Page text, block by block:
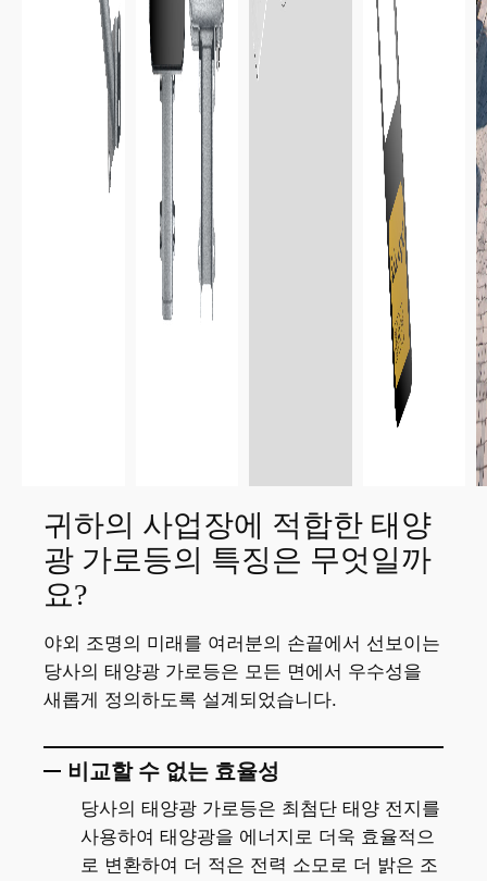
귀하의 사업장에 적합한 태양
광 가로등의 특징은 무엇일까
요?
야외 조명의 미래를 여러분의 손끝에서 선보이는
당사의 태양광 가로등은 모든 면에서 우수성을
새롭게 정의하도록 설계되었습니다.
비교할 수 없는 효율성
당사의 태양광 가로등은 최첨단 태양 전지를
사용하여 태양광을 에너지로 더욱 효율적으
로 변환하여 더 적은 전력 소모로 더 밝은 조